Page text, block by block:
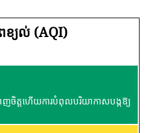
ខ្យល់ (AQI)
ចិត្តហើយការបំពុលបរិយាកាសបង្កឱ្យ